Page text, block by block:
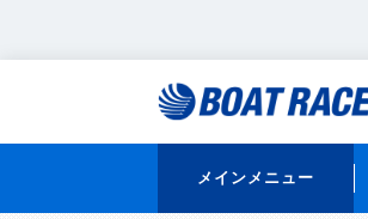
メインメニュー